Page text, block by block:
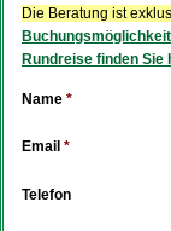
Die Beratung ist
Rundreise finden Sie
Name *
Email *
Telefon